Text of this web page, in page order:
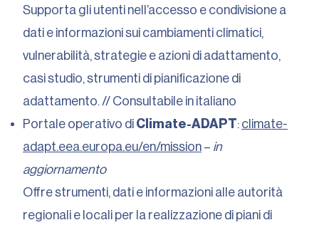
Supporta gli utenti nell’accesso e condivisione a
dati e informazioni sui cambiamenti climatici,
vulnerabilità, strategie e azioni di adattamento,
casi studio, strumenti di pianificazione di
adattamento. // Consultabile in italiano
Portale operativo di Climate-ADAPT: climate-
adapt.eea.europa.eu/en/mission – in
aggiornamento
Offre strumenti, dati e informazioni alle autorità
regionali e locali per la realizzazione di piani di